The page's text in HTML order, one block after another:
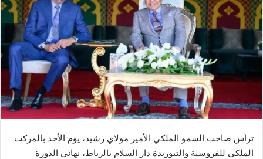
ترأس صاحب السمو الملكي الأمير مولاي رشيد، يوم الأحد بالمركب
الملكي للفروسية والتبوريدة دار السلام بالرباط، نهائي الدورة